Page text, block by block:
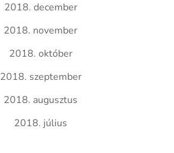
2018. december
2018. november
2018. október
2018. szeptember
2018. augusztus
2018. július